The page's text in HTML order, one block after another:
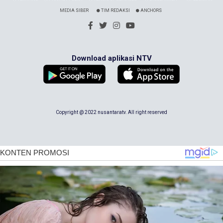
MEDIA SIBER TIM REDAKSI ANCHORS
Download aplikasi NTV
Copyright @ 2022 nusantaratv. All right reserved